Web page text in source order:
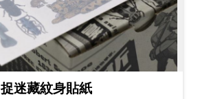
捉迷藏紋身貼紙